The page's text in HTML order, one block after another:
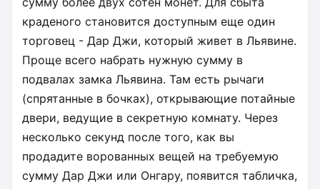
краденого становится доступным еще один
торговец - Дар Джи, который живет в Льявине.
Проще всего набрать нужную сумму в
подвалах замка Льявина. Там есть рычаги
(спрятанные в бочках), открывающие потайные
двери, ведущие в секретную комнату. Через
несколько секунд после того, как вы
продадите ворованных вещей на требуемую
сумму Дар Джи или Онгару, появится табличка,